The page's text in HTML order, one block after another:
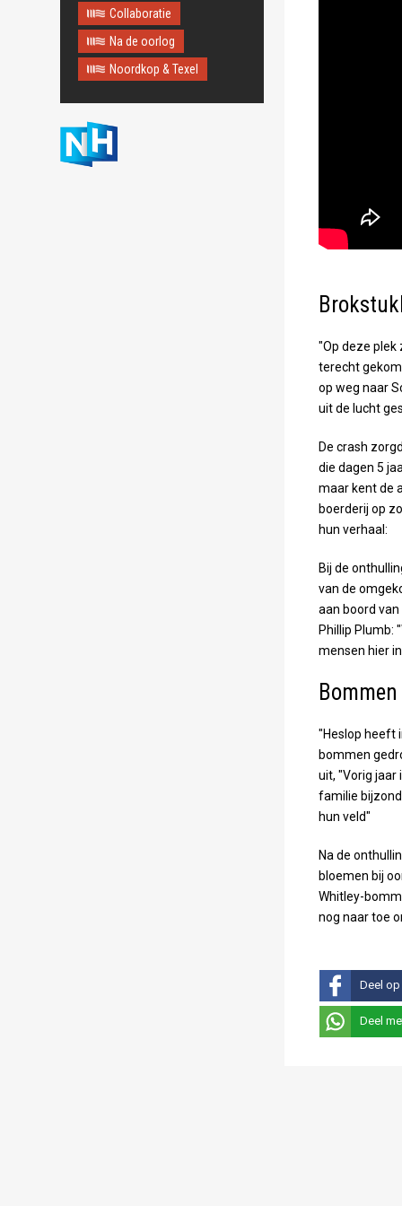
Collaboratie
Na de oorlog
Noordkop & Texel
"Op deze plek
terecht
op weg naar
uit de lucht
De crash
die dagen 5
maar kent de
boerderij op
hun verhaal:
Bij de
van de
aan boord
Phillip Plumb:
mensen hier
"Heslop heeft
bommen
uit, "Vorig jaar
familie
hun veld"
Na de
bloemen bij
Whitley-
nog naar toe
Deel
Deel